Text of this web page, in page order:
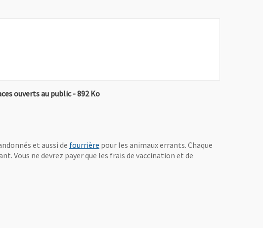
ouverts au public, Fichier au format Pdf
- 892 Ko, Ouvre une nouvelle fenêtre
et aussi de fourrière , Ouvre une nouvelle fenêtre
pour les animaux errants. Chaque
Vous ne devrez payer que les frais de vaccination et de